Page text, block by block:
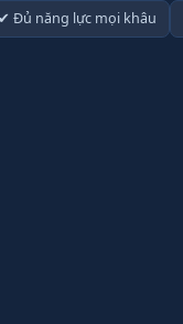
✔ Đủ năng lực mọi khâu